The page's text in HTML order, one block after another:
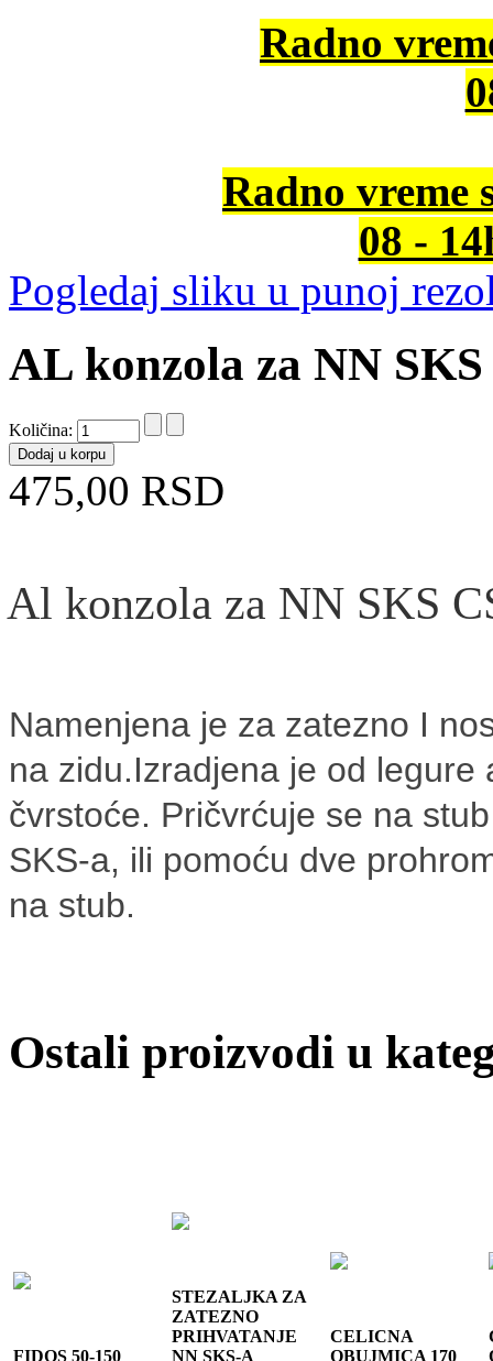
Radno
Radno vreme
08 -
Pogledaj sliku u punoj
AL konzola za NN SKS
Količina:
475,00 RSD
Al konzola za NN SKS
Namenjena je za zatezno I
na zidu.Izradjena je od
čvrstoće. Pričvrćuje se na
SKS-a, ili pomoću dve
na stub.
Ostali proizvodi u
FIDOS 50-150
STEZALJKA ZA
ZATEZNO
PRIHVATANJE
NN SKS-A
CELICNA
OBUJMICA 170